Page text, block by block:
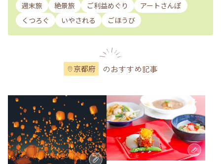
週末旅 絶景旅 ご利益めぐり
アートさんぽ
くつろぐ
いやされる ごほうび
京都府 のおすすめ記事